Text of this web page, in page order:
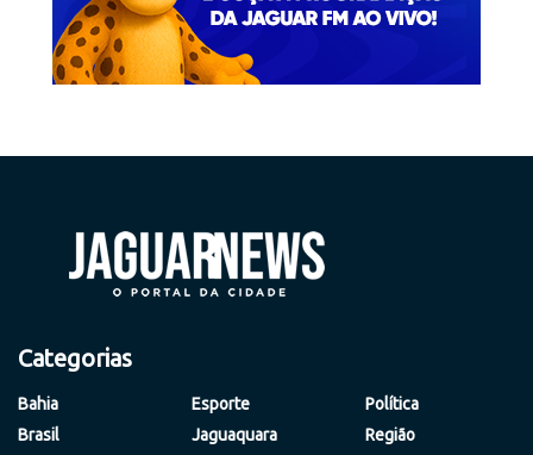
Categorias
Bahia
Brasil
Esporte
Jaguaquara
Política
Região